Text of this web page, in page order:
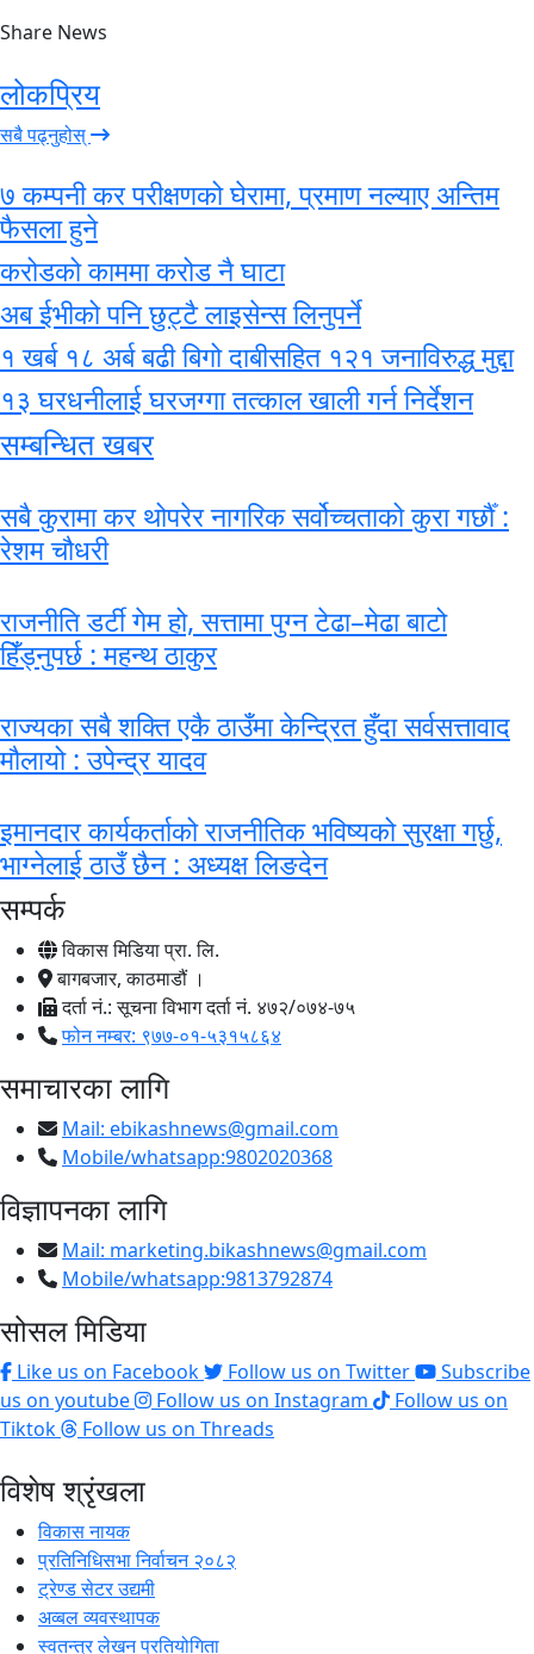
Share News
लोकप्रिय
सबै पढ्नुहोस्
७ कम्पनी कर परीक्षणको घेरामा, प्रमाण नल्याए अन्तिम
फैसला हुने
करोडको काममा करोड नै घाटा
अब ईभीको पनि छुट्टै लाइसेन्स लिनुपर्ने
१ खर्ब १८ अर्ब बढी बिगो दाबीसहित १२१ जनाविरुद्ध मुद्दा
१३ घरधनीलाई घरजग्गा तत्काल खाली गर्न निर्देशन
सम्बन्धित खबर
सबै कुरामा कर थोपरेर नागरिक सर्वोच्चताको कुरा गर्छौँ :
रेशम चौधरी
राजनीति डर्टी गेम हो, सत्तामा पुग्न टेढा–मेढा बाटो
हिँड्नुपर्छ : महन्थ ठाकुर
राज्यका सबै शक्ति एकै ठाउँमा केन्द्रित हुँदा सर्वसत्तावाद
मौलायो : उपेन्द्र यादव
इमानदार कार्यकर्ताको राजनीतिक भविष्यको सुरक्षा गर्छु,
भाग्नेलाई ठाउँ छैन : अध्यक्ष लिङदेन
सम्पर्क
विकास मिडिया प्रा. लि.
बागबजार, काठमाडौं ।
दर्ता नं.: सूचना विभाग दर्ता नं. ४७२/०७४-७५
फोन नम्बर: ९७७-०१-५३१५८६४
समाचारका लागि
Mail: ebikashnews@gmail.com
Mobile/whatsapp:9802020368
विज्ञापनका लागि
Mail: marketing.bikashnews@gmail.com
Mobile/whatsapp:9813792874
सोसल मिडिया
Like us on Facebook Follow us on Twitter
Subscribe
us on youtube
Follow us on Instagram
Follow us on
Tiktok
Follow us on Threads
विशेष श्रृंखला
विकास नायक
प्रतिनिधिसभा निर्वाचन २०८२
ट्रेण्ड सेटर उद्यमी
अव्बल व्यवस्थापक
स्वतन्त्र लेखन प्रतियोगिता